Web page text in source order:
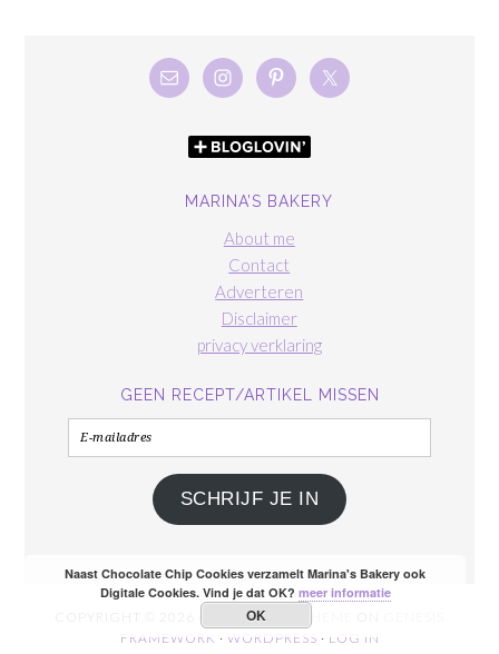
MARINA’S BAKERY
About me
Contact
Adverteren
Disclaimer
privacy verklaring
GEEN RECEPT/ARTIKEL MISSEN
E-
mailadres
SCHRIJF JE IN
COPYRIGHT © 2026 · FOODIE PRO THEME
FRAMEWORK · WORDPRESS · LOG IN
Naast Chocolate Chip Cookies verzamelt Marina's Bakery ook
Digitale Cookies. Vind je dat OK? meer informatie
OK